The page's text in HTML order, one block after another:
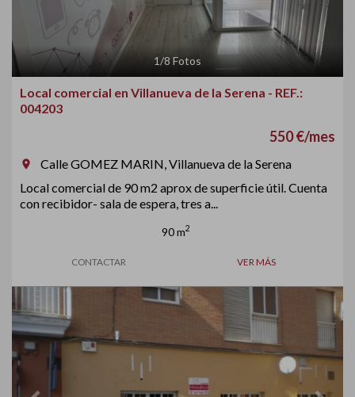
1/8 Fotos
Local comercial en Villanueva de la Serena - REF.:
004203
550 €/mes
room
Calle GOMEZ MARIN, Villanueva de la Serena
Local comercial de 90 m2 aprox de superficie útil. Cuenta
con recibidor- sala de espera, tres a...
90 m2
CONTACTAR VER MÁS
Previous Next